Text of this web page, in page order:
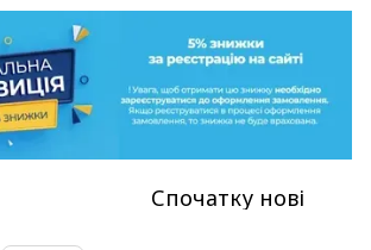
Спочатку нові